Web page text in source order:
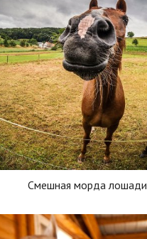
Смешная морда лошади